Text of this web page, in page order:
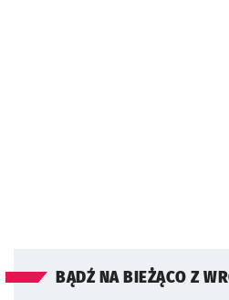
BĄDŹ NA BIEŻĄCO Z